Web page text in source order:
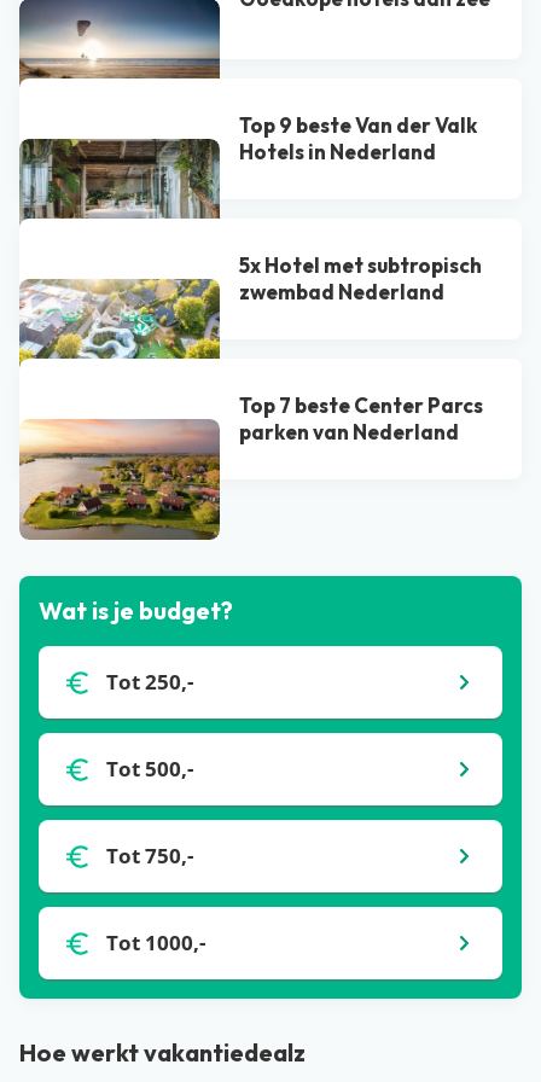
Top 9 beste Van der Valk
Hotel​s in Nederland
5x Hotel met subtropisch
zwembad Nederland
Top 7 beste Center Parcs
parken van Nederland
Bekijk alle blogs
Wat is je budget?
Tot 250,-
Tot 500,-
Tot 750,-
Tot 1000,-
Hoe werkt vakantiedealz